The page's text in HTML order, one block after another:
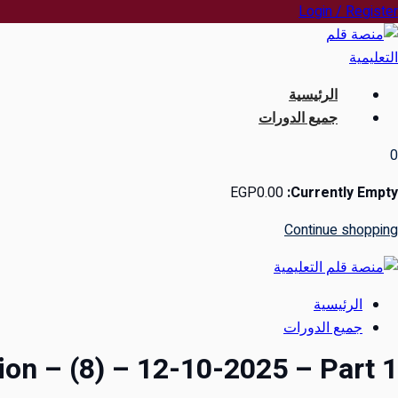
Skip
to
content
Login / Register
الرئيسية
جميع الدورات
0
Currently Empty:
EGP0.00
Continue shopping
الرئيسية
جميع الدورات
– (8) – 12-10-2025 – Part 1